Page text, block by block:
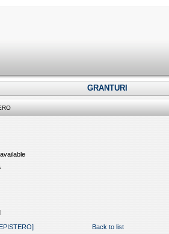
GRANTURI
Back to list